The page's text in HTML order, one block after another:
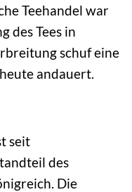
Teehandel war
des Tees in
schuf eine
andauert.
seit
des
Die